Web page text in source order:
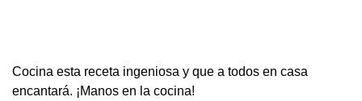
Cocina esta receta ingeniosa y que a todos en casa
encantará. ¡Manos en la cocina!